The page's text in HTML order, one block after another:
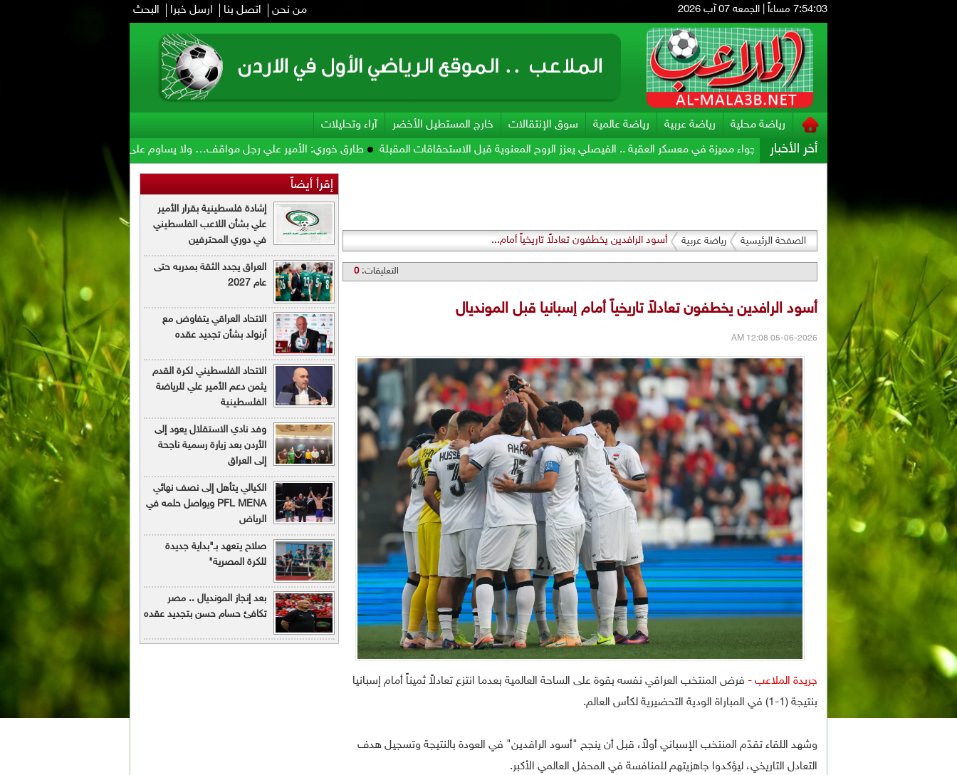
7:54:04 مساءاً الجمعه 07 آب 2026 من نحن اتصل بنا ارسل خبرا البحث
رياضة محلية رياضة عربية رياضة عالمية سوق الإنتقالات خارج المستطيل الأخضر آراء وتحليلات
أخر الأخبار
أجواء مميزة في معسكر العقبة .. الفيصلي يعزز الروح المعنوية قبل الاستحقاقات المقبلة طارق خوري: الأمير علي رجل مواقف… ولا يساوم على قناعاته
الصفحة الرئيسية رياضة عربية أسود الرافدين يخطفون تعادلاً تاريخياً أمام...
التعليقات:0
أسود الرافدين يخطفون تعادلاً تاريخياً أمام إسبانيا قبل المونديال
05-06-2026 12:08 AM
جريدة الملاعب - فرض المنتخب العراقي نفسه بقوة على الساحة العالمية بعدما انتزع تعادلاً ثميناً أمام إسبانيا
بنتيجة (1-1) في المباراة الودية التحضيرية لكأس العالم.
وشهد اللقاء تقدّم المنتخب الإسباني أولاً، قبل أن ينجح "أسود الرافدين" في العودة بالنتيجة وتسجيل هدف
التعادل التاريخي، ليؤكدوا جاهزيتهم للمنافسة في المحفل العالمي الأكبر.
إقرأ أيضاً
إشادة فلسطينية بقرار الأمير
علي بشأن اللاعب الفلسطيني
في دوري المحترفين
العراق يجدد الثقة بمدربه حتى
عام 2027
الاتحاد العراقي يتفاوض مع
أرنولد بشأن تجديد عقده
الاتحاد الفلسطيني لكرة القدم
يثمن دعم الأمير علي للرياضة
الفلسطينية
وفد نادي الاستقلال يعود إلى
الأردن بعد زيارة رسمية ناجحة
إلى العراق
الكيالي يتأهل إلى نصف نهائي
PFL MENA ويواصل حلمه في
الرياض
صلاح يتعهد بـ"بداية جديدة
للكرة المصرية"
بعد إنجاز المونديال .. مصر
تكافئ حسام حسن بتجديد عقده